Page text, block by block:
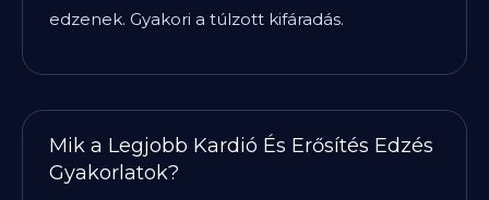
edzenek. Gyakori a túlzott kifáradás.
Mik a Legjobb Kardió És Erősítés Edzés
Gyakorlatok?